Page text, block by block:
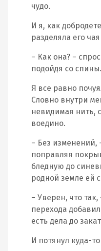
чудо.
И я, как
разделяла его
– Как она? –
подойдя со спины.
Я все равно
Словно внутри
невидимая нить,
воедино.
– Без изменений,
поправляя
бледную до
родной земле ей
– Уверен, что
перехода
есть дела до
И потянул куда-